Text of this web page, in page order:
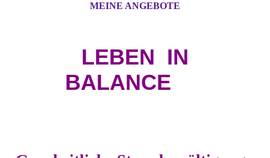
MEINE ANGEBOTE
LEBEN IN
BALANCE